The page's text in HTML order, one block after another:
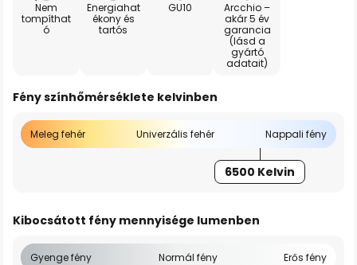
Nem
tompíthat
ó
Energiahat
ékony és
tartós
GU10
Arcchio –
akár 5 év
garancia
(lásd a
gyártó
adatait)
Fény színhőmérséklete kelvinben
Meleg fehér Univerzális fehér Nappali fény
6500 Kelvin
Kibocsátott fény mennyisége lumenben
Gyenge fény Normál fény Erős fény